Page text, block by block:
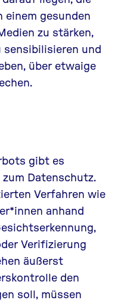
einem gesunden
zu stärken,
sensibilisieren und
über etwaige
gibt es
zum Datenschutz.
Verfahren wie
anhand
Verifizierung
äußerst
den
soll, müssen